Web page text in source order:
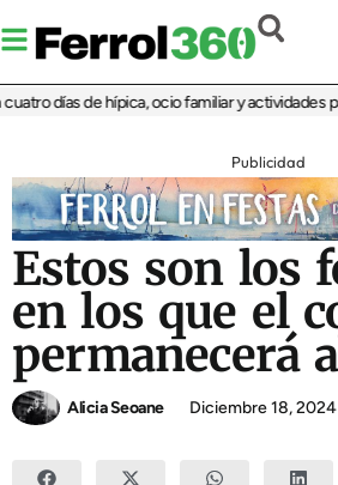
días de hípica, ocio familiar y actividades
Publicidad
Estos son los
en los que el
permanecerá
Alicia Seoane Diciembre 18, 2024